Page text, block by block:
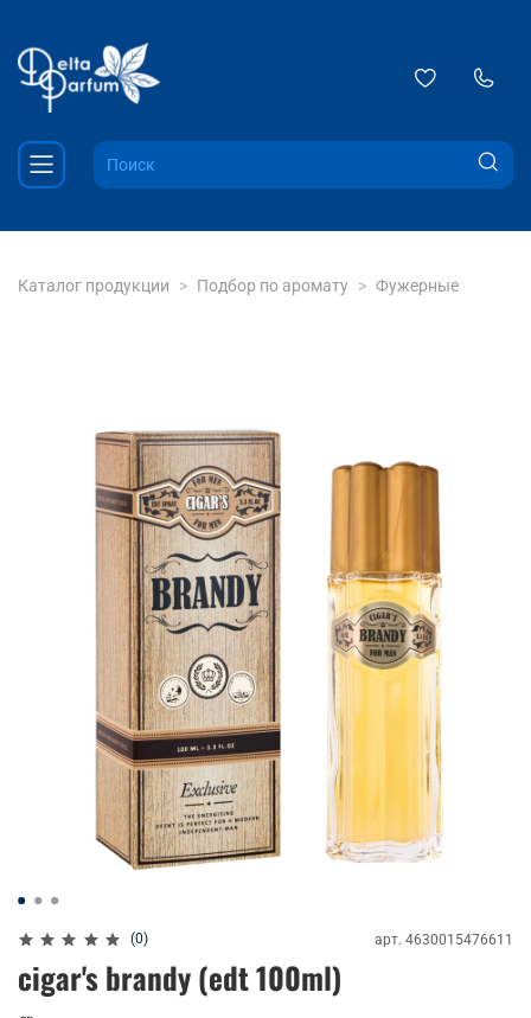
Каталог продукции Подбор по аромату Фужерные
(0) арт. 4630015476611
cigar's brandy (edt 100ml)